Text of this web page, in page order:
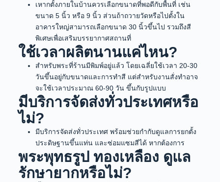
เหากตั้งภายในบ้านควรเลือกขนาดที่พอดีกับพื้นที่ เช่น
ขนาด 5 นิ้ว หรือ 9 นิ้ว ส่วนถ้าถวายวัดหรือไปตั้งใน
อาคารใหญ่สามารถเลือกขนาด 30 นิ้วขึ้นไป รวมถึงสี
พิเศษเพื่อเสริมบรรยากาศสถานที่
ใช้เวลาผลิตนานแค่ไหน?
สำหรับพระที่ร้านมีพิมพ์อยู่แล้ว โดยเฉลี่ยใช้เวลา 20-30
วันขึ้นอยู่กับขนาดและการทำสี แต่สำหรับงานสั่งทำอาจ
จะใช้เวลาประมาณ 60-90 วัน ขึ้นกับรูปแบบ
มีบริการจัดส่งทั่วประเทศหรือ
ไม่?
มีบริการจัดส่งทั่วประเทศ พร้อมช่วยกำกับดูแลการยกตั้ง
ประดิษฐานขึ้นแท่น และซ่อมแซมสีได้ หากต้องการ
พระพุทธรูป ทองเหลือง ดูแล
รักษายากหรือไม่?